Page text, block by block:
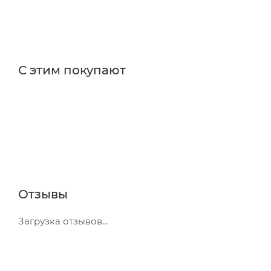
С этим покупают
Отзывы
Загрузка отзывов...